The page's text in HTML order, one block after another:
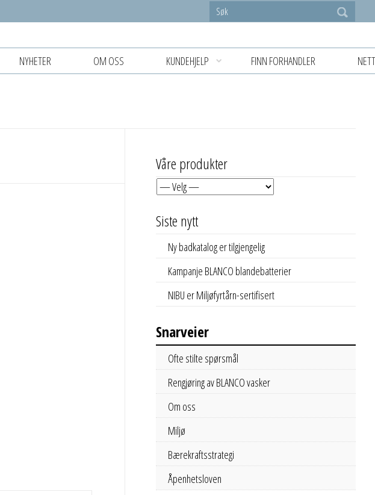
NYHETER OM OSS KUNDEHJELP FINN FORHANDLER
Våre produkter
Siste nytt
Ny badkatalog er tilgjengelig
Kampanje BLANCO blandebatterier
NIBU er Miljøfyrtårn-sertifisert
Snarveier
Ofte stilte spørsmål
Rengjøring av BLANCO vasker
Om oss
Miljø
Bærekraftsstrategi
Åpenhetsloven